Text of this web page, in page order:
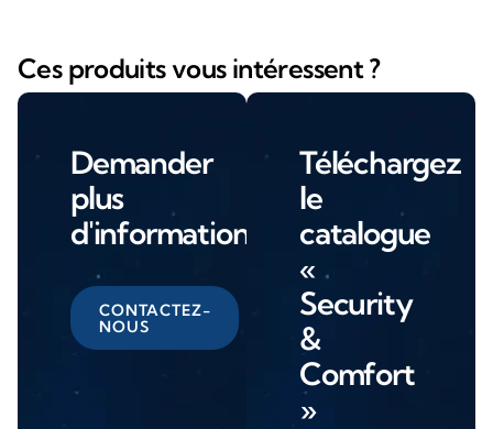
Ces produits vous intéressent ?
Demander
plus
d'informations
CONTACTEZ-
NOUS
Téléchargez
le
catalogue
«
Security
&
Comfort
»